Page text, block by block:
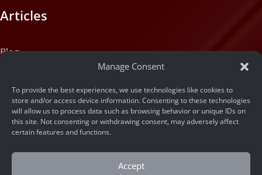
Manage Consent
To provide the best experiences, we use technologies like cookies to
store and/or access device information. Consenting to these technologies
will allow us to process data such as browsing behavior or unique IDs on
this site. Not consenting or withdrawing consent, may adversely affect
certain features and functions.
Accept
Articles
Blog
About